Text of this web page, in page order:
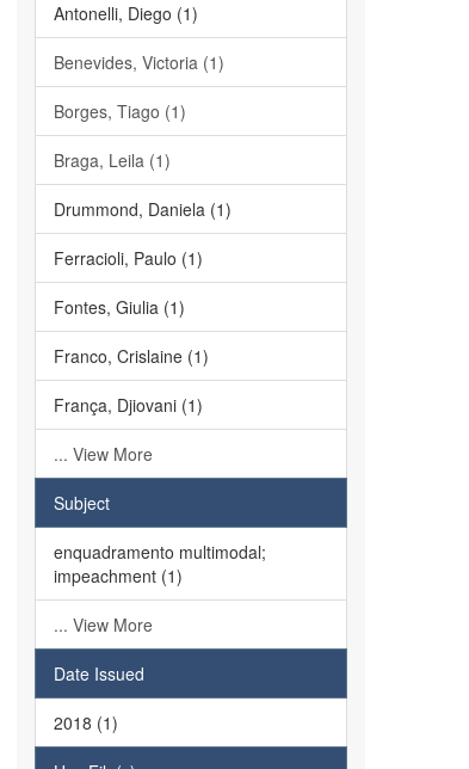
Antonelli, Diego (1)
Benevides, Victoria (1)
Borges, Tiago (1)
Braga, Leila (1)
Drummond, Daniela (1)
Ferracioli, Paulo (1)
Fontes, Giulia (1)
Franco, Crislaine (1)
França, Djiovani (1)
... View More
Subject
enquadramento multimodal;
impeachment (1)
... View More
Date Issued
2018 (1)